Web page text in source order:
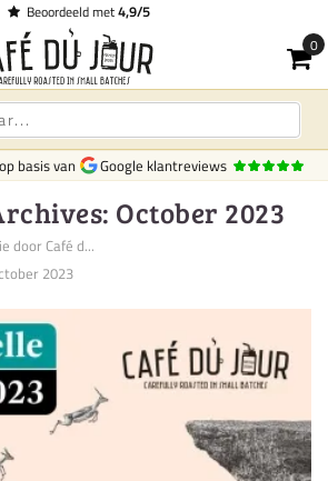
Beoordeeld met4,9/5
op basis van Google klantreviews
October 2023
door Café d...
2023